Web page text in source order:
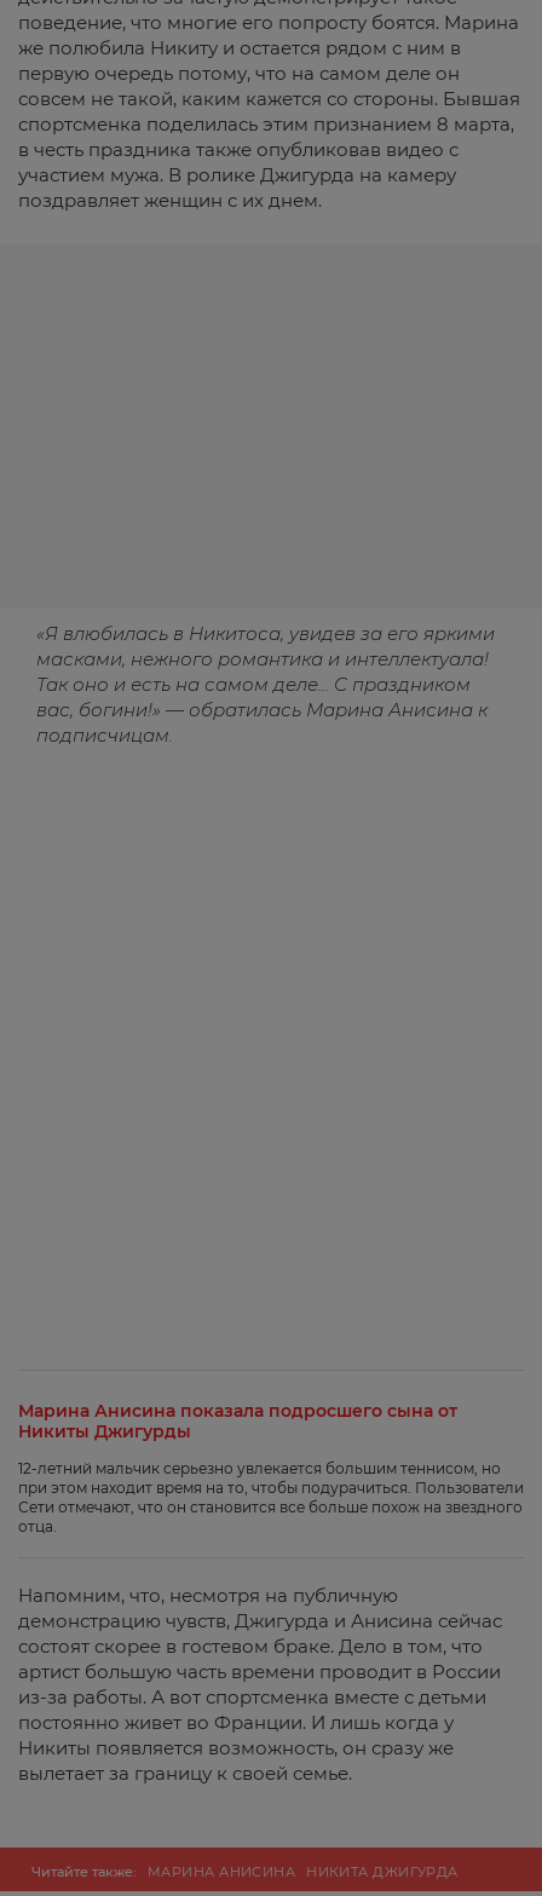
поведение, что многие его попросту боятся. Марина
же полюбила Никиту и остается рядом с ним в
первую очередь потому, что на самом деле он
совсем не такой, каким кажется со стороны. Бывшая
спортсменка поделилась этим признанием 8 марта,
в честь праздника также опубликовав видео с
участием мужа. В ролике Джигурда на камеру
поздравляет женщин с их днем.
«Я влюбилась в Никитоса, увидев за его яркими
масками, нежного романтика и интеллектуала!
Так оно и есть на самом деле… С праздником
вас, богини!» — обратилась Марина Анисина к
подписчицам.
Марина Анисина показала подросшего сына от
Никиты Джигурды
12-летний мальчик серьезно увлекается большим теннисом, но
при этом находит время на то, чтобы подурачиться. Пользователи
Сети отмечают, что он становится все больше похож на звездного
отца.
Напомним, что, несмотря на публичную
демонстрацию чувств, Джигурда и Анисина сейчас
состоят скорее в гостевом браке. Дело в том, что
артист большую часть времени проводит в России
из-за работы. А вот спортсменка вместе с детьми
постоянно живет во Франции. И лишь когда у
Никиты появляется возможность, он сразу же
вылетает за границу к своей семье.
Читайте также: МАРИНА АНИСИНА НИКИТА ДЖИГУРДА